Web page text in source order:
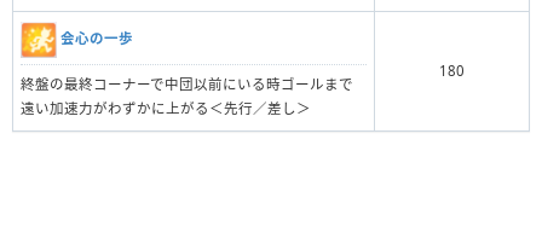
会心の一歩
終盤の最終コーナーで中団以前にいる時ゴールまで
遠い加速力がわずかに上がる＜先行／差し＞
180